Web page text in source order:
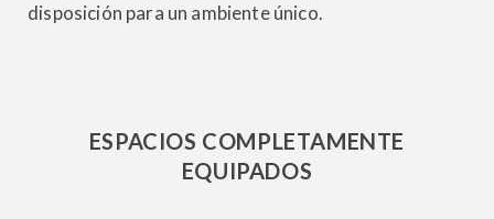
disposición para un ambiente único.
ESPACIOS COMPLETAMENTE
EQUIPADOS